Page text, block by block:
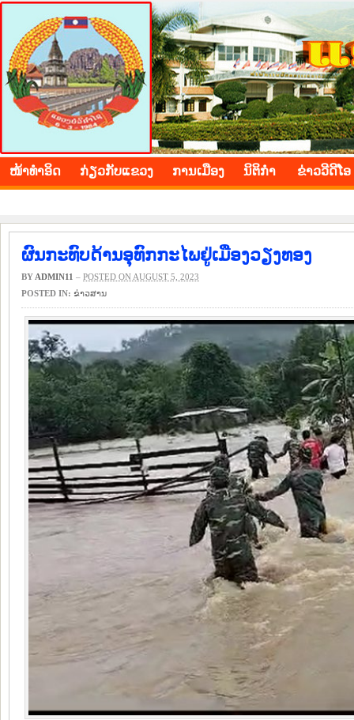
BOLIKHAMXAY PROVINCE
ໜ້າ​ທຳ​ອິດ ​ກ່ຽວ​ກັບ​ແຂວງ ​ການ​ເມືອງ ນິ​ຕິ​ກຳ ຂ່າວ​ວີ​ດີ​ໂອ
ຜົນກະທົບດ້ານອຸທົກກະໄພຢູ່ເມືອງວຽງທອງ
BY ADMIN11 – POSTED ON AUGUST 5, 2023
POSTED IN: ​ຂ່າວ​ສານ